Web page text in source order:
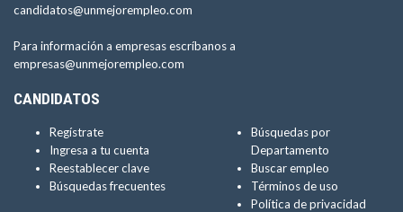
candidatos@unmejorempleo.com
Para información a empresas escríbanos a
empresas@unmejorempleo.com
CANDIDATOS
Regístrate
Ingresa a tu cuenta
Reestablecer clave
Búsquedas frecuentes
Búsquedas por
Departamento
Buscar empleo
Términos de uso
Política de privacidad